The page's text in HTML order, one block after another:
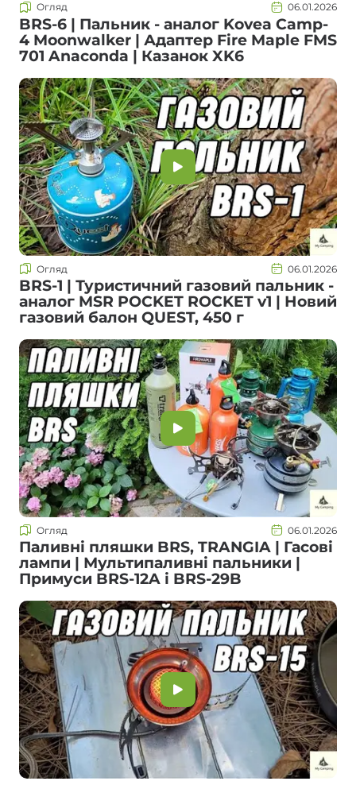
Огляд 06.01.2026
BRS-6 | Пальник - аналог Kovea Camp-
4 Moonwalker | Адаптер Fire Maple FMS
701 Anaconda | Казанок XK6
Огляд 06.01.2026
BRS-1 | Туристичний газовий пальник -
аналог MSR POCKET ROCKET v1 | Новий
газовий балон QUEST, 450 г
Огляд 06.01.2026
Паливні пляшки BRS, TRANGIA | Гасові
лампи | Мультипаливні пальники |
Примуси BRS-12A і BRS-29B